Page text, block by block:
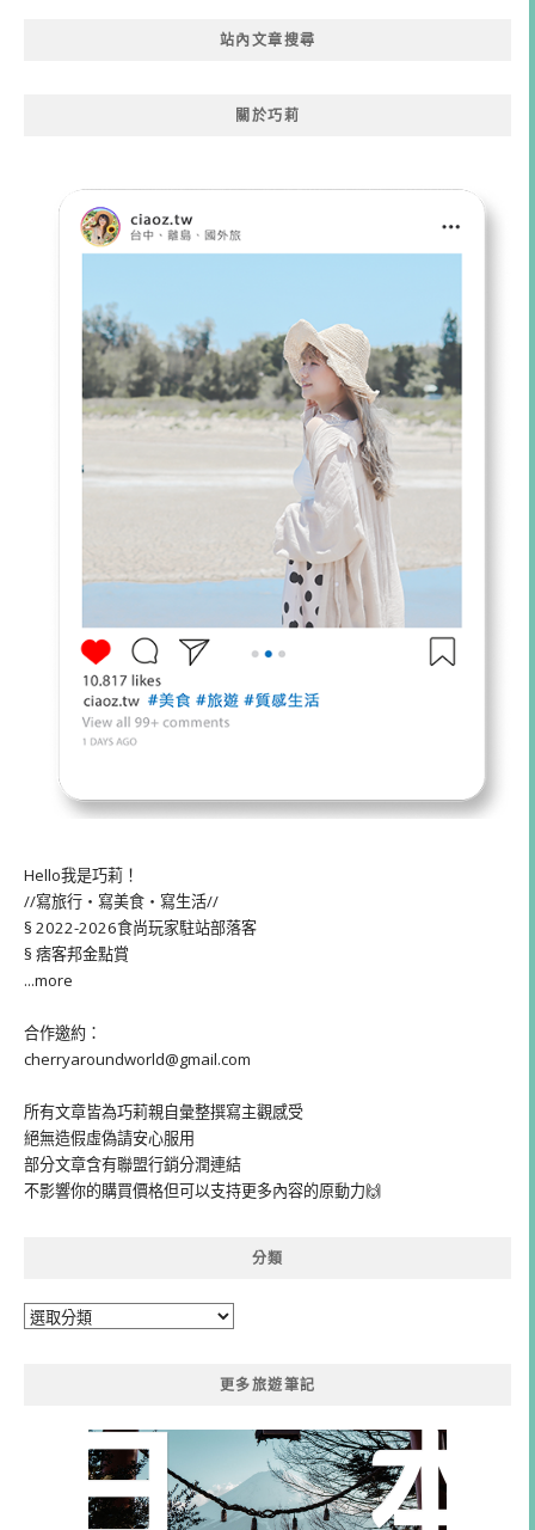
站內文章搜尋
關於巧莉
Hello我是巧莉！
//寫旅行・寫美食・寫生活//
§ 2022-2026食尚玩家駐站部落客
§ 痞客邦金點賞
...more
合作邀約：
cherryaroundworld@gmail.com
所有文章皆為巧莉親自彙整撰寫主觀感受
絕無造假虛偽請安心服用
部分文章含有聯盟行銷分潤連結
不影響你的購買價格但可以支持更多內容的原動力🙌
分類
分
更多旅遊筆記